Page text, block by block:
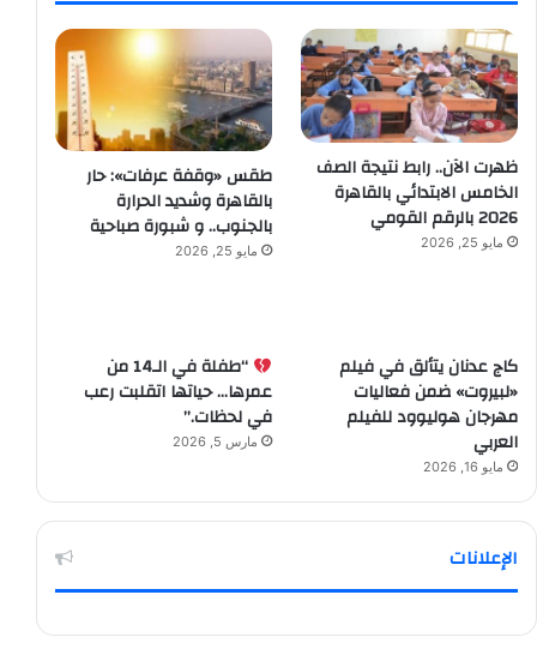
ظهرت الآن.. رابط نتيجة الصف
الخامس الابتدائي بالقاهرة
2026 بالرقم القومي
مايو 25, 2026
طقس «وقفة عرفات»: حار
بالقاهرة وشديد الحرارة
بالجنوب.. و شبورة صباحية
مايو 25, 2026
كاج عدنان يتألق في فيلم
«لبيروت» ضمن فعاليات
مهرجان هوليوود للفيلم
العربي
مايو 16, 2026
“طفلة في الـ14 من
عمرها… حياتها اتقلبت رعب
في لحظات.”
مارس 5, 2026
الإعلانات